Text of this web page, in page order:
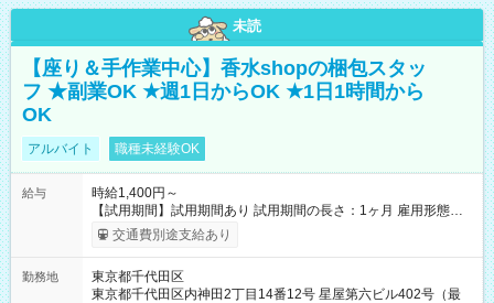
未読
【座り＆手作業中心】香水shopの梱包スタッ
フ ★副業OK ★週1日からOK ★1日1時間から
OK
アルバイト 職種未経験OK
給与
時給1,400円～
【試用期間】試用期間あり 試用期間の長さ：1ヶ月 雇用形態、
給与は本採用時と同じです。
交通費別途支給あり
勤務地
東京都千代田区
東京都千代田区内神田2丁目14番12号 星屋第六ビル402号（最